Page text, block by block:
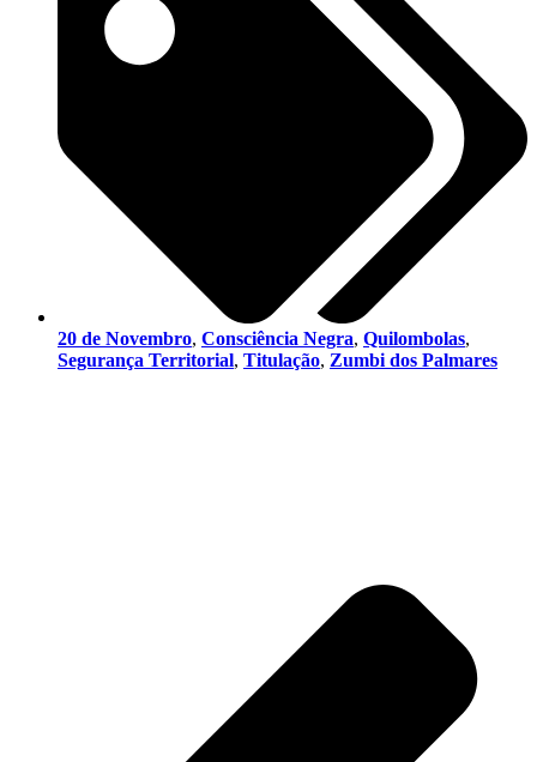
20 de Novembro, Consciência Negra, Quilombolas,
Segurança Territorial, Titulação, Zumbi dos Palmares